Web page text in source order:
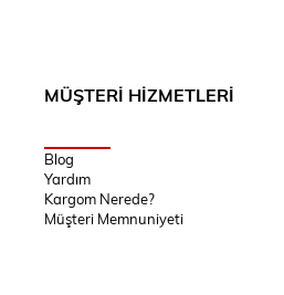
MÜŞTERİ HİZMETLERİ
Blog
Yardım
Kargom Nerede?
Müşteri Memnuniyeti